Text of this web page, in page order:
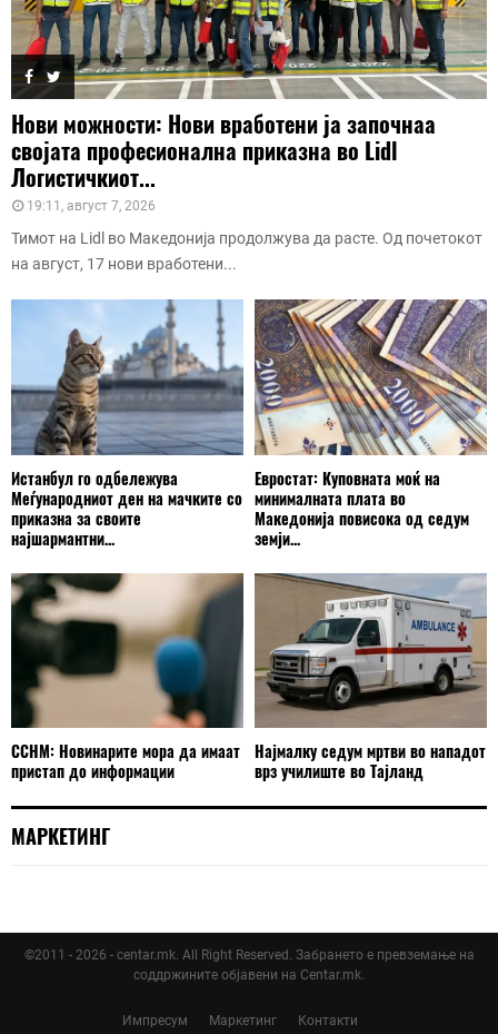
Нови можности: Нови вработени ја започнаа
својата професионална приказна во Lidl
Логистичкиот...
19:11, август 7, 2026
Тимот на Lidl во Македонија продолжува да расте. Од почетокот
на август, 17 нови вработени...
Истанбул го одбележува
Меѓународниот ден на мачките со
приказна за своите
најшармантни...
Евростат: Куповната моќ на
минималната плата во
Македонија повисока од седум
земји...
ССНМ: Новинарите мора да имаат
пристап до информации
Најмалку седум мртви во нападот
врз училиште во Тајланд
МАРКЕТИНГ
©2011 - 2026 - centar.mk. All Right Reserved. Забрането е превземање на
соддржините објавени на Centar.mk.
Импресум Маркетинг Контакти